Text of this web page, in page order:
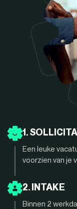
1.
Een leuke
voorzien van je
2. INTAKE
Binnen 2